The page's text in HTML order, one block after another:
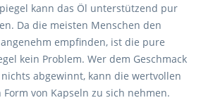
kann das Öl unterstützend pur
Da die meisten Menschen den
empfinden, ist die pure
kein Problem. Wer dem Geschmack
abgewinnt, kann die wertvollen
von Kapseln zu sich nehmen.